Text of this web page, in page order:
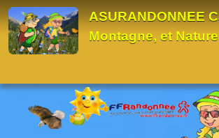
ASURANDONNEE
Montagne, et
Panneau de gestion des cookies